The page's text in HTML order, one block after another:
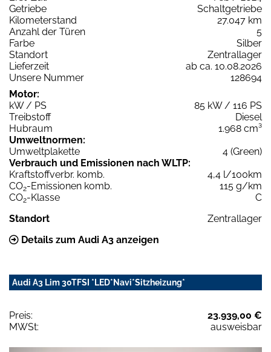
Getriebe
Schaltgetriebe
Kilometerstand
27.047 km
Anzahl der Türen
5
Farbe
Silber
Standort
Zentrallager
Lieferzeit
ab ca. 10.08.2026
Unsere Nummer
128694
Motor:
kW / PS
85 kW / 116 PS
Treibstoff
Diesel
Hubraum
1.968 cm³
Umweltnormen:
Umweltplakette
4 (Green)
Verbrauch und Emissionen nach WLTP:
Kraftstoffverbr. komb.
4,4 l/100km
CO2-Emissionen komb.
115 g/km
CO2-Klasse
C
Standort
Zentrallager
Details zum Audi A3 anzeigen
Audi A3 Lim 30TFSI *LED*Navi*Sitzheizung*
Preis:
23.939,00 €
MWSt:
ausweisbar